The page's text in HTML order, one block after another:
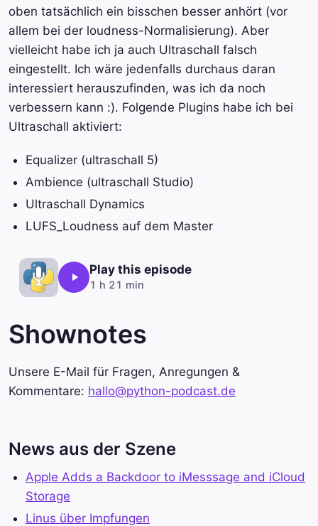
oben tatsächlich ein bisschen besser anhört (vor
allem bei der loudness-Normalisierung). Aber
vielleicht habe ich ja auch Ultraschall falsch
eingestellt. Ich wäre jedenfalls durchaus daran
interessiert herauszufinden, was ich da noch
verbessern kann :). Folgende Plugins habe ich bei
Ultraschall aktiviert:
Equalizer (ultraschall 5)
Ambience (ultraschall Studio)
Ultraschall Dynamics
LUFS_Loudness auf dem Master
Play this episode
1 h 21 min
Shownotes
Unsere E-Mail für Fragen, Anregungen &
Kommentare: hallo@python-podcast.de
News aus der Szene
Apple Adds a Backdoor to iMesssage and iCloud
Storage
Linus über Impfungen